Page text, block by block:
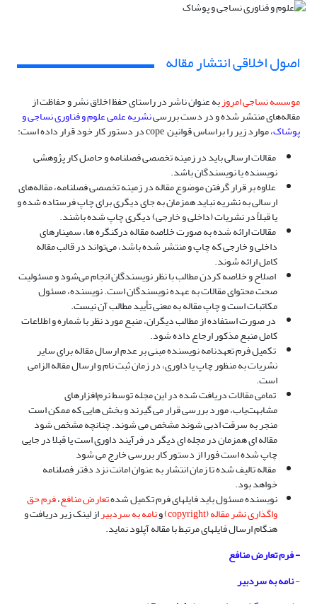
اصول اخلاقی انتشار مقاله
موسسه نساجی امروزبه عنوان ناشر در راستای حفظ اخلاق نشر و حفاظت از
مقاله‌های منتشر شده و در دست بررسینشریه علمی علوم و فناوری نساجی و
پوشاک، موارد زیر را براساس قوانین cope در دستور کار خود قرار داده است:
مقالات ارسالی باید در زمینه­ تخصصی فصلنامه و حاصل کار پژوهشی
نویسنده یا نویسندگان باشد.
علاوه بر قرار گرفتن موضوع مقاله در زمینه تخصصی فصلنامه، مقاله‌های
ارسالی به نشریه نباید همزمان به جای دیگری برای چاپ فرستاده شده و
یا قبلاً در نشریات (داخلی و خارجی) دیگری چاپ شده باشند.
مقالات ارائه شده به صورت خلاصه مقاله درکنگره ها، سمینارهای
داخلی و خارجی که چاپ و منتشر شده باشد، می‌تواند در قالب مقاله
کامل ارائه شوند.
اصلاح و خلاصه کردن مطالب با نظر نویسندگان انجام می‌شود و مسئولیت
صحت محتوای مقالات به عهده نویسندگان است. نویسنده‌، مسئول
مکاتبات است و چاپ مقاله به معنی تأیید مطالب آن نیست.
در صورت استفاده از مطالب دیگران، منبع مورد نظر با شماره و اطلاعات
کامل منبع مذکور ارجاع داده شود.
تکمیل فرم‌ تعهدنامه نویسنده مبنی بر عدم ارسال مقاله برای سایر
نشریات به منظور چاپ یا داوری، در زمان ثبت نام و ارسال مقاله الزامی
است.
تمامی مقالات دریافت شده در این مجله توسط نرم‌افزارهای
مشابهت‌یاب، مورد بررسی قرار می گیرند و بخش هایی که ممکن است
منجر به سرقت ادبی شوند مشخص می شوند. چنانچه مشخص شود
مقاله ای همزمان در مجله ای دیگر در فرآیند داوری است یا قبلا در جایی
چاپ شده است فورا از دستور کار بررسی خارج می شود
مقاله تالیف شده تا زمان انتشار به عنوان امانت نزد دفتر فصلنامه
خواهد بود.
نویسنده مسئول باید فایلهای فرم تکمیل شدهتعارض منافع،فرم حق
واگذاری نشر مقاله (copyright) ونامه به سردبیراز لینک زیر دریافت و
هنگام ارسال فایلهای مرتبط با مقاله آپلود نماید.
- فرم تعارض منافع
-نامه به سردبیر